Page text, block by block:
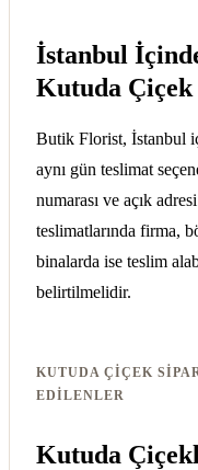
İstanbul
Kutuda Çiçek
Butik Florist, İstanbul
aynı gün teslimat
numarası ve açık
teslimatlarında firma,
binalarda ise teslim
belirtilmelidir.
KUTUDA ÇIÇEK
EDILENLER
Kutuda